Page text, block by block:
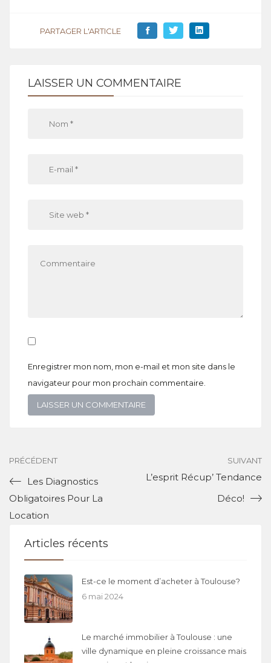
PARTAGER L'ARTICLE
LAISSER UN COMMENTAIRE
Enregistrer mon nom, mon e-mail et mon site dans le
navigateur pour mon prochain commentaire.
PRÉCÉDENT
Les Diagnostics
Obligatoires Pour La
Location
SUIVANT
L’esprit Récup’ Tendance
Déco!
Articles récents
Est-ce le moment d’acheter à Toulouse?
6 mai 2024
Le marché immobilier à Toulouse : une
ville dynamique en pleine croissance mais